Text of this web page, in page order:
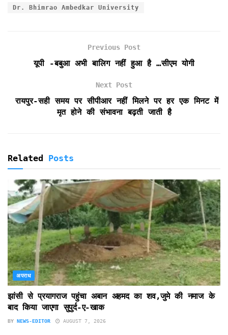
e
A
F
n
d
y
Dr. Bhimrao Ambedkar University
Previous Post
यूपी -बबुआ अभी बालिग नहीं हुआ है …सीएम योगी
Next Post
रायपुर-सही समय पर सीपीआर नहीं मिलने पर हर एक मिनट में
मृत होने की संभावना बढ़ती जाती है
Related Posts
अपराध
झांसी से प्रयागराज पहुंचा अबान अहमद का शव,जुमे की नमाज के
बाद किया जाएगा सुपुर्द-ए-खाक
BY NEWS-EDITOR AUGUST 7, 2026